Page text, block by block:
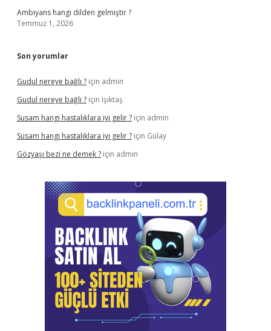
Ambiyans hangi dilden gelmiştir ?
Temmuz 1, 2026
Son yorumlar
Gudul nereye bağlı ? için admin
Gudul nereye bağlı ? için Işıktaş
Susam hangi hastalıklara iyi gelir ? için admin
Susam hangi hastalıklara iyi gelir ? için Gülay
Gözyaşı bezi ne demek ? için admin